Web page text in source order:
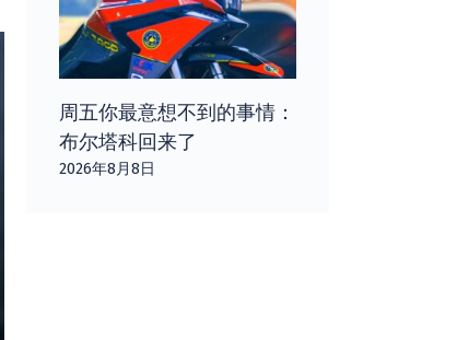
周五你最意想不到的事情：
布尔塔科回来了
2026年8月8日